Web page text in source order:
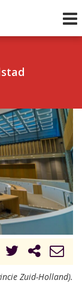
Volgend uur
Zuid-Holland).